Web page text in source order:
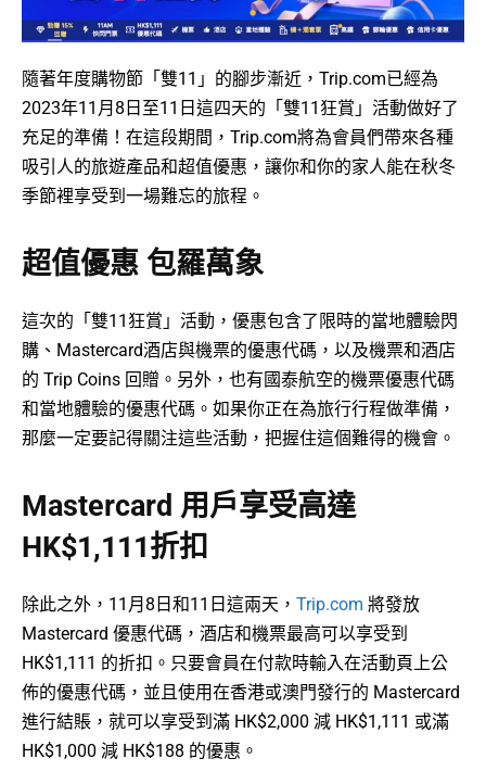
隨著年度購物節「雙11」的腳步漸近，Trip.com已經為
2023年11月8日至11日這四天的「雙11狂賞」活動做好了
充足的準備！在這段期間，Trip.com將為會員們帶來各種
吸引人的旅遊產品和超值優惠，讓你和你的家人能在秋冬
季節裡享受到一場難忘的旅程。
超值優惠 包羅萬象
這次的「雙11狂賞」活動，優惠包含了限時的當地體驗閃
購、Mastercard酒店與機票的優惠代碼，以及機票和酒店
的 Trip Coins 回贈。另外，也有國泰航空的機票優惠代碼
和當地體驗的優惠代碼。如果你正在為旅行行程做準備，
那麼一定要記得關注這些活動，把握住這個難得的機會。
Mastercard 用戶享受高達
HK$1,111折扣
除此之外，11月8日和11日這兩天， Trip.com 將發放
Mastercard 優惠代碼，酒店和機票最高可以享受到
HK$1,111 的折扣。只要會員在付款時輸入在活動頁上公
佈的優惠代碼，並且使用在香港或澳門發行的 Mastercard
進行結賬，就可以享受到滿 HK$2,000 減 HK$1,111 或滿
HK$1,000 減 HK$188 的優惠。